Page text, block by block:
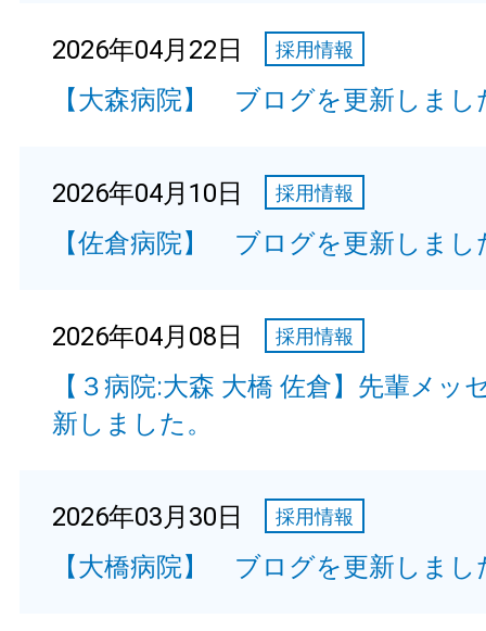
2026年04月22日 採用情報
【大森病院】 ブログを更新しまし
2026年04月10日 採用情報
【佐倉病院】 ブログを更新しまし
2026年04月08日 採用情報
【３病院:大森 大橋 佐倉】先輩メッ
新しました。
2026年03月30日 採用情報
【大橋病院】 ブログを更新しまし